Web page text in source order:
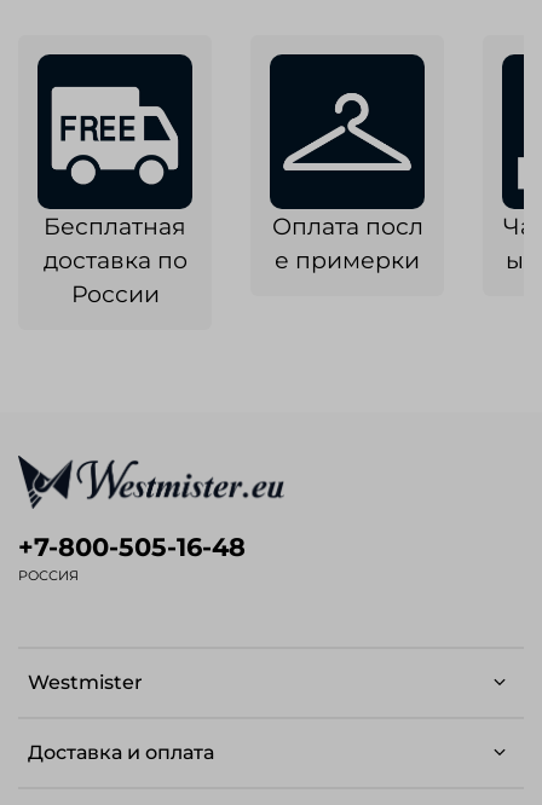
Бесплатная
доставка по
России
Оплата посл
е примерки
Westmister
Доставка и оплата
+7-800-505-16-48
РОССИЯ